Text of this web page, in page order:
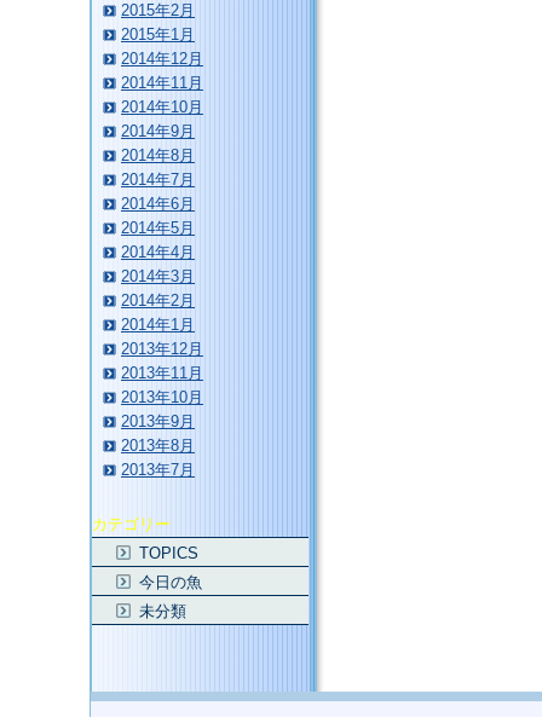
2015年2月
2015年1月
2014年12月
2014年11月
2014年10月
2014年9月
2014年8月
2014年7月
2014年6月
2014年5月
2014年4月
2014年3月
2014年2月
2014年1月
2013年12月
2013年11月
2013年10月
2013年9月
2013年8月
2013年7月
カテゴリー
TOPICS
今日の魚
未分類